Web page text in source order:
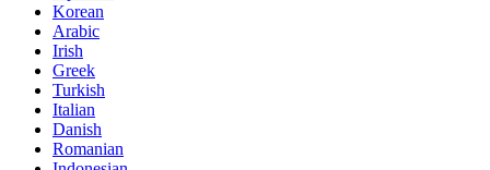
Korean
Arabic
Irish
Greek
Turkish
Italian
Danish
Romanian